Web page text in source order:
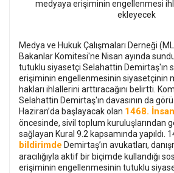
Medya ve Hukuk Çalışmaları Derneği
Bakanlar Komitesi'ne Nisan ayında
tutuklu siyasetçi Selahattin Demirtaş'ın
erişiminin engellenmesinin siyasetçinin
hakları ihlallerini arttıracağını belirtti.
Selahattin Demirtaş'ın davasının da
Haziran’da başlayacak olan 1468.
öncesinde, sivil toplum kuruluşlarından
sağlayan Kural 9.2 kapsamında yapıldı.
bildirimde Demirtaş’ın avukatları,
aracılığıyla aktif bir biçimde kullandığı
erişiminin engellenmesinin tutuklu